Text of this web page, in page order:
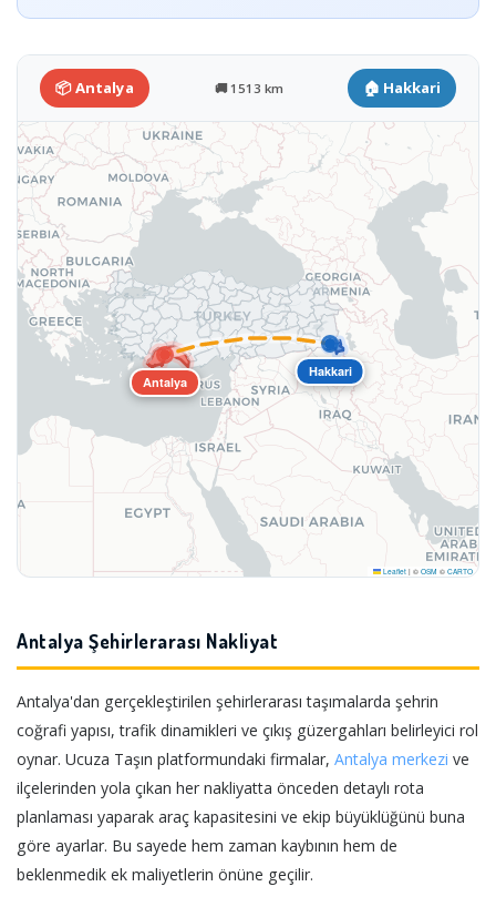
📦 Antalya 🚚 1513 km 🏠 Hakkari
Antalya
Hakkari
Leaflet | © OSM © CARTO
Antalya Şehirlerarası Nakliyat
Antalya'dan gerçekleştirilen şehirlerarası taşımalarda şehrin
coğrafi yapısı, trafik dinamikleri ve çıkış güzergahları belirleyici rol
oynar. Ucuza Taşın platformundaki firmalar, Antalya merkezi ve
ilçelerinden yola çıkan her nakliyatta önceden detaylı rota
planlaması yaparak araç kapasitesini ve ekip büyüklüğünü buna
göre ayarlar. Bu sayede hem zaman kaybının hem de
beklenmedik ek maliyetlerin önüne geçilir.